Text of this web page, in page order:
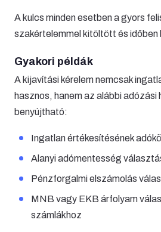
A kulcs minden esetben a gyors
szakértelemmel kitöltött és időben
Gyakori példák
A kijavítási kérelem nemcsak
hasznos, hanem az alábbi adózási
benyújtható:
Ingatlan értékesítésének
Alanyi adómentesség
Pénzforgalmi elszámolás
MNB vagy EKB árfolyam
számlákhoz